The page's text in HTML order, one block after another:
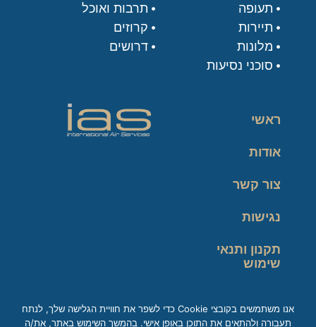
תעופה
תיירות
מלונות
סוכני נסיעות
תרבות ואוכל
קרוזים
דרושים
ראשי
אודות
צור קשר
נגישות
תקנון ותנאי
שימוש
אנו משתמשים בקובצי Cookie כדי לשפר את חוויית הגלישה שלך, לנתח
תעבורה ולהתאים את התוכן באופן אישי. בהמשך השימוש באתר, את/ה